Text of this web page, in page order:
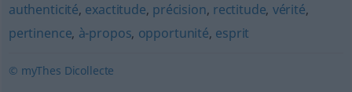
authenticité, exactitude, précision, rectitude, vérité,
pertinence, à-propos, opportunité, esprit
© myThes Dicollecte